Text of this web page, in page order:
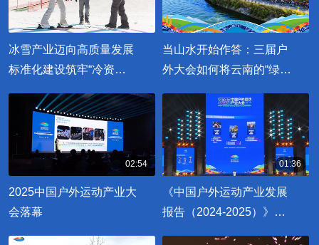
冰雪产业迈向高质量发展
标准化建设筑牢“冷资
当山水开始作答：三届户
外大会如何将云南的“绿水
02:54
2025中国户外运动产业大
会落幕
01:36
《中国户外运动产业发展
报告（2024-2025）》发